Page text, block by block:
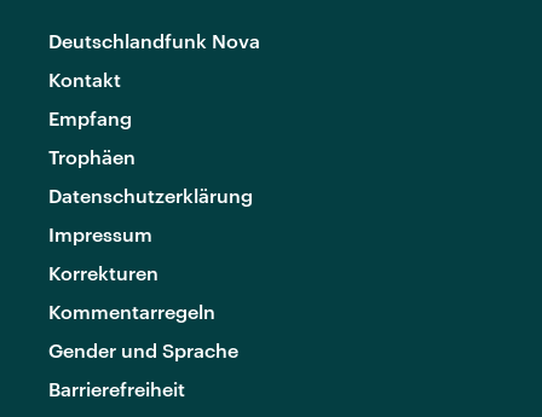
Deutschlandfunk Nova
Kontakt
Empfang
Trophäen
Datenschutzerklärung
Impressum
Korrekturen
Kommentarregeln
Gender und Sprache
Barrierefreiheit